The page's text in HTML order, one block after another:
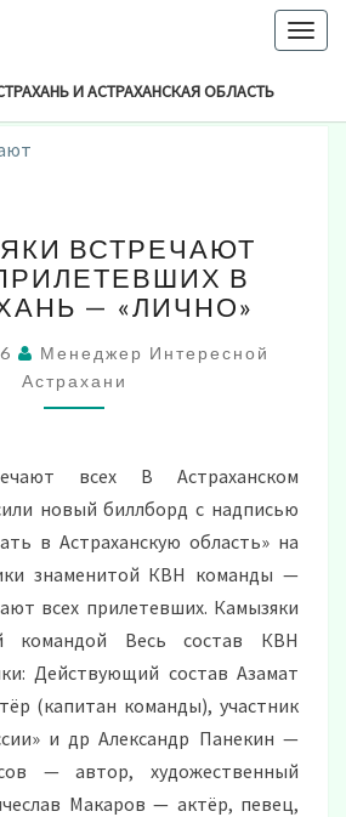
И АСТРАХАНСКАЯ ОБЛАСТЬ
Камызяки Плакат
ВСТРЕЧАЮТ
ВСЕХ
ПРИЛЕТЕВШИХ
АСТРАХАНЬ
—
«ЛИЧНО»
ВСТРЕЧАЮТ
В
— «ЛИЧНО»
Менеджер Интересной
Астрахани
всех В Астраханском
новый биллборд с надписью
в Астраханскую область» на
знаменитой КВН команды —
всех прилетевших. Камызяки
командой Весь состав КВН
Действующий состав Азамат
(капитан команды), участник
и др Александр Панекин —
— автор, художественный
Макаров — актёр, певец,